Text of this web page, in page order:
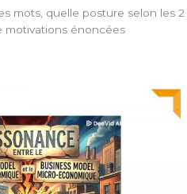
mots, quelle posture selon les 2
motivations énoncées